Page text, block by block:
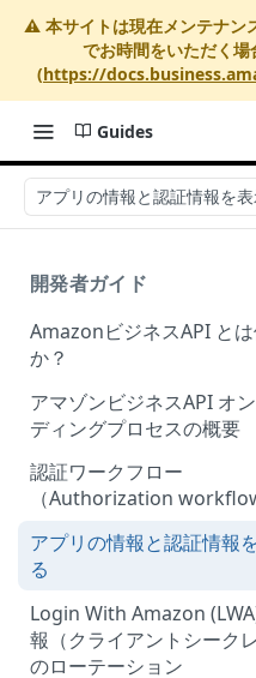
⚠️ 本サイトは現在メンテナン
でお時間をいただく
(https://
Guides
アプリの情報と認証情報を
開発者ガイド
AmazonビジネスAPI と
か？
アマゾンビジネスAPI オ
ディングプロセスの概要
Onboarding Step 1:
your Amazon Business
apps
Onboarding Step 2:
your request
認証ワークフロー
（Authorization
アマゾンビジネスサー
ィーウェブサイト認証
ローの概要
アプリの情報と認証情報
る
Login With Amazon
報（クライアントシークレ
のローテーション